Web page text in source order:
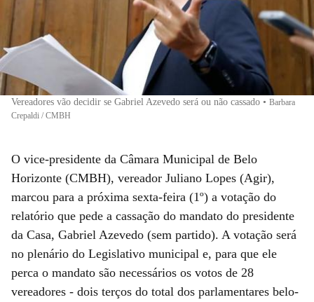
Vereadores vão decidir se Gabriel Azevedo será ou não cassado • Barbara
Crepaldi / CMBH
O vice-presidente da Câmara Municipal de Belo
Horizonte (CMBH), vereador Juliano Lopes (Agir),
marcou para a próxima sexta-feira (1º) a votação do
relatório que pede a cassação do mandato do presidente
da Casa, Gabriel Azevedo (sem partido). A votação será
no plenário do Legislativo municipal e, para que ele
perca o mandato são necessários os votos de 28
vereadores - dois terços do total dos parlamentares belo-